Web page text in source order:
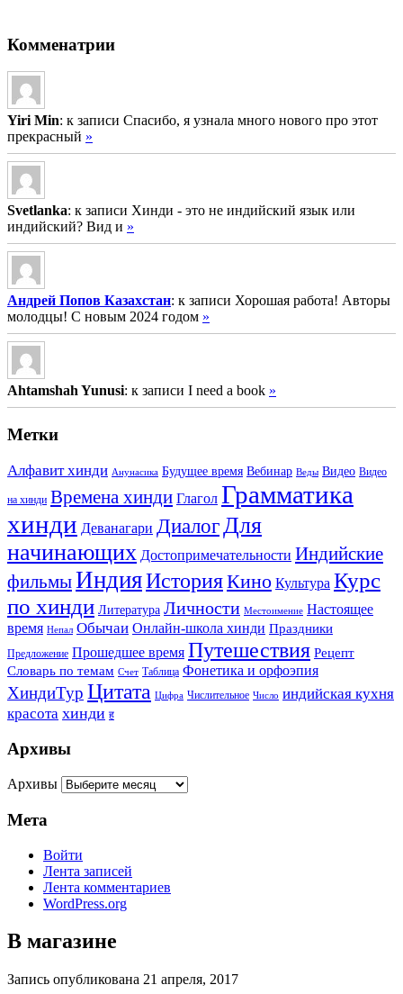
Комменатрии
Yiri Min: к записи Спасибо, я узнала много нового про этот
прекрасный »
Svetlanka: к записи Хинди - это не индийский язык или
индийский? Вид и »
Андрей Попов Казахстан: к записи Хорошая работа! Авторы
молодцы! С новым 2024 годом »
Ahtamshah Yunusi: к записи I need a book »
Метки
Алфавит хинди Анунасика Будущее время Вебинар Веды Видео Видео
на хинди Времена хинди Глагол Грамматика
хинди Деванагари Диалог Для
начинающих Достопримечательности Индийские
фильмыИндияИсторияКино Культура Курс
по хинди Литература Личности Местоимение Настоящее
время Непал Обычаи Онлайн-школа хинди Праздники
Предложение Прошедшее время Путешествия Рецепт
Словарь по темам Счет Таблица Фонетика и орфоэпия
ХиндиТур Цитата Цифра Числительное Число индийская кухня
красота хинди ह
Архивы
Архивы
Мета
Войти
Лента записей
Лента комментариев
WordPress.org
В магазине
Запись опубликована 21 апреля, 2017